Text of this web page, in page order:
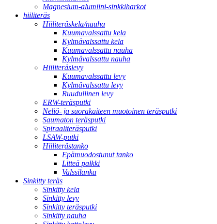
Magnesium-alumiini-sinkkiharkot
hiiliteräs
Hiiliteräskela/nauha
Kuumavalssattu kela
Kylmävalssattu kela
Kuumavalssattu nauha
Kylmävalssattu nauha
Hiiliteräslevy
Kuumavalssattu levy
Kylmävalssattu levy
Ruudullinen levy
ERW-teräsputki
Neliö- ja suorakaiteen muotoinen teräsputki
Saumaton teräsputki
Spiraaliteräsputki
LSAW-putki
Hiiliterästanko
Epämuodostunut tanko
Litteä palkki
Valssilanka
Sinkitty teräs
Sinkitty kela
Sinkitty levy
Sinkitty teräsputki
Sinkitty nauha